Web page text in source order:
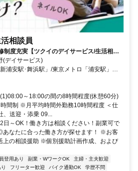
相談員
制度充実【ツクイのデイサービス/生活相談
デイサービス)
浦安駅･舞浜駅」/東京メトロ「浦安駅」か
高校前」下車徒歩約1分
～18:00の間の8時間程度(休憩60分)
間制 ※月平均時間外勤務10時間程度 ＜仕
、送迎・添乗 09...
～OK！働き方は相談ください！副業可で
なたに合った働き方が探せます！ ※お客
上の相談援助 ※個別援助計画作成、および
登用あり 副業・WワークOK
主婦・主夫歓迎
フリーター歓迎 バイク通勤OK
学歴不問